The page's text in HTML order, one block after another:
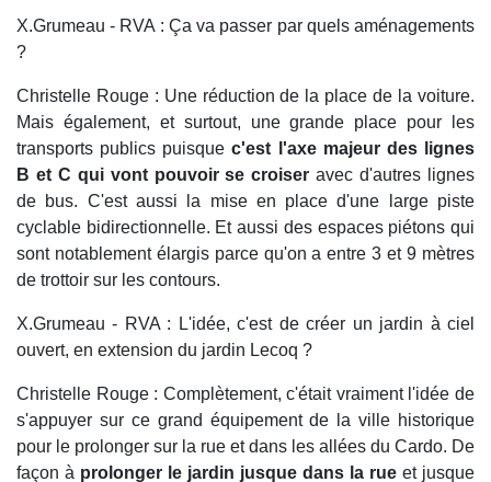
X.Grumeau - RVA : Ça va passer par quels aménagements
?
Christelle Rouge : Une réduction de la place de la voiture.
Mais également, et surtout, une grande place pour les
transports publics puisquec'est l'axe majeur des lignes
B et C qui vont pouvoir se croiser avec d'autres lignes
de bus. C'est aussi la mise en place d'une large piste
cyclable bidirectionnelle. Et aussi des espaces piétons qui
sont notablement élargis parce qu'on a entre 3 et 9 mètres
de trottoir sur les contours.
X.Grumeau - RVA : L'idée, c'est de créer un jardin à ciel
ouvert, en extension du jardin Lecoq ?
Christelle Rouge : Complètement, c'était vraiment l'idée de
s'appuyer sur ce grand équipement de la ville historique
pour le prolonger sur la rue et dans les allées du Cardo. De
façon à prolonger le jardin jusque dans la rue et jusque